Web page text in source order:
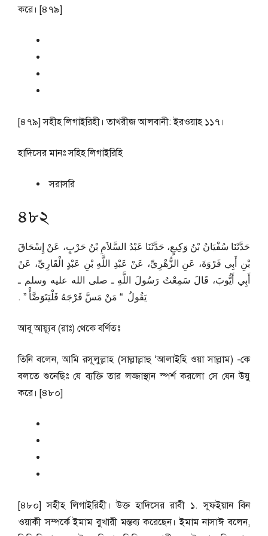
করে। [৪৭৯]
[৪৭৯] সহীহ লিগাইরিহী। তাখরীজ আলবানী: ইরওয়াহ ১১৭।
হাদিসের মানঃসহিহ লিগাইরিহি
সরাসরি
৪৮২
حَدَّثَنَا سُفْيَانُ بْنُ وَكِيعٍ، حَدَّثَنَا عَبْدُ السَّلاَمِ بْنُ حَرْبٍ، عَنْ إِسْحَاقَ
بْنِ أَبِي فَرْوَةَ، عَنِ الزُّهْرِيِّ، عَنْ عَبْدِ اللَّهِ بْنِ عَبْدٍ الْقَارِيِّ، عَنْ
أَبِي أَيُّوبَ، قَالَ سَمِعْتُ رَسُولَ اللَّهِ ـ صلى الله عليه وسلم ـ
يَقُولُ ‏ “‏ مَنْ مَسَّ فَرْجَهُ فَلْيَتَوَضَّأْ ‏”‏ ‏.‏
আবূ আয়্যূব (রাঃ) থেকে বর্ণিতঃ
তিনি বলেন, আমি রসূলুল্লাহ (সাল্লাল্লাহু ‘আলাইহি ওয়া সাল্লাম) -কে
বলতে শুনেছিঃ যে ব্যক্তি তার লজ্জাস্থান স্পর্শ করলো সে যেন উযু
করে। [৪৮০]
[৪৮০] সহীহ লিগাইরিহী। উক্ত হাদিসের রাবী ১. সুফইয়ান বিন
ওয়াকী সম্পর্কে ইমাম বুখারী মন্তব্য করেছেন। ইমাম নাসাঈ বলেন,